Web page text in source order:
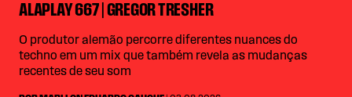
ALAPLAY 667 | GREGOR TRESHER
O produtor alemão percorre diferentes nuances do
techno em um mix que também revela as mudanças
recentes de seu som